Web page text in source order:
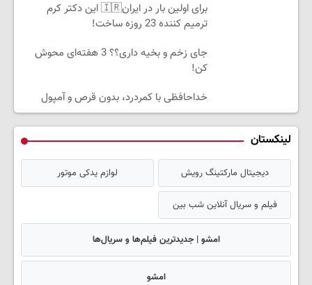
برای اولین بار در ایران🇮🇷 این دکتر کرم
ترمیم کننده 23 روزه ساخت!
جای زخم و بخیه داری؟؟ 3 هفته‌ای محوش
کن!
خداحافظی با کمردرد، بدون قرص و آمپول
لینکستان
دیجیتال مارکتینگ رویش لوازم یدکی موتور
فیلم و سریال آنلاین شب بین
امشو | جدیدترین فیلم‌ها و سریال‌ها
امشو